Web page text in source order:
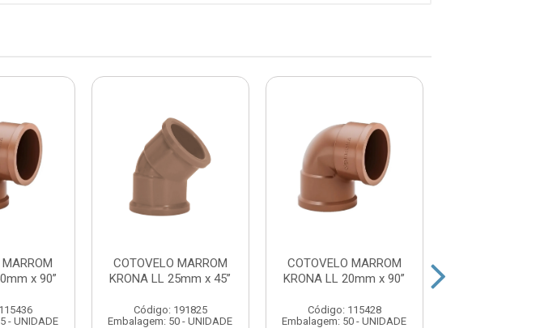
x 90”
- UNIDADE
COTOVELO MARROM
KRONA LL 25mm x 45”
Código: 191825
Embalagem: 50 - UNIDADE
COTOVELO MARROM
KRONA LL 20mm x 90”
Código: 115428
Embalagem: 50 - UNIDADE